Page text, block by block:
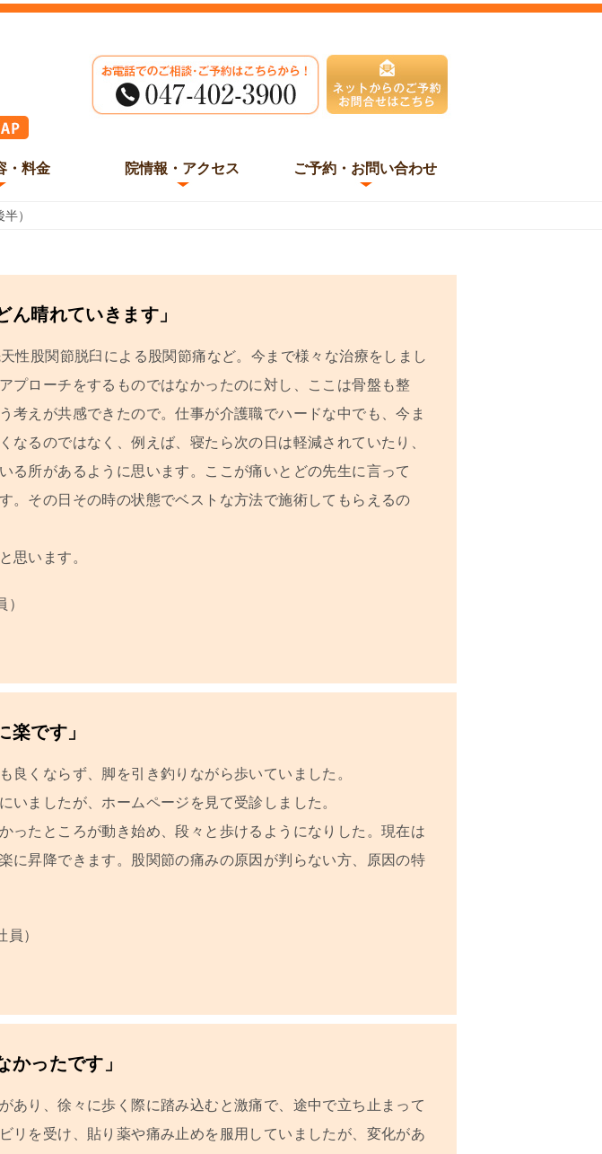
・料金 院情報・アクセス ご予約・お問い合わせ
）
ん晴れていきます」
性股関節脱臼による股関節痛など。今まで様々な治療をしまし
プローチをするものではなかったのに対し、ここは骨盤も整
考えが共感できたので。仕事が介護職でハードな中でも、今ま
なるのではなく、例えば、 寝たら次の日は軽減されていたり、
る 所があるように思います。ここが痛いとどの先生に言って
。その日その時の状態でベストな方法で施術してもらえるの
思います。
楽です」
良くならず、脚を引き釣りながら歩いていました。
いましたが、ホームページを見て受診しました。
ったところが動き始め、段々と歩けるようになりした。現在は
に昇降できます。股関節の痛みの原因が判らない方、原因の特
）
かったです」
があり、徐々に歩く際に踏み込むと激痛で、途中で立ち止まって
リを受け、貼り薬や痛み止めを服用していましたが、変化があ